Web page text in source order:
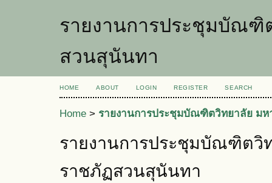
รายงานการประชุมบัณ
สวนสุนันทา
HOME ABOUT LOGIN REGISTER SEARCH
Home > รายงานการประชุมบัณฑิตวิทยาลัย ม
รายงานการประชุมบัณฑิตวิ
ราชภัฏสวนสุนันทา